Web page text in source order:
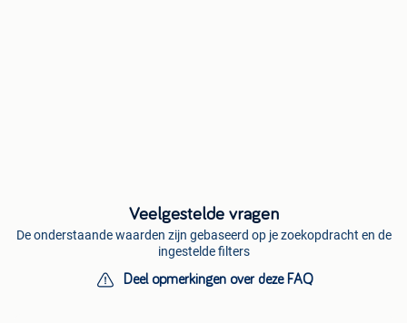
Veelgestelde vragen
De onderstaande waarden zijn gebaseerd op je zoekopdracht en de
ingestelde filters
Deel opmerkingen over deze FAQ